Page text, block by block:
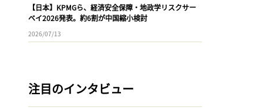
【日本】KPMGら、経済安全保障・地政学リスクサー
ベイ2026発表。約6割が中国縮小検討
2026/07/13
注目のインタビュー